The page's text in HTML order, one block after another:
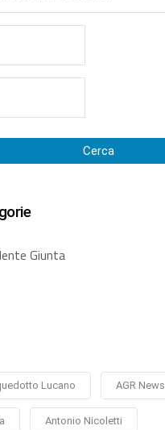
Cerca
Giunta
Lucano AGR News
Antonio Nicoletti